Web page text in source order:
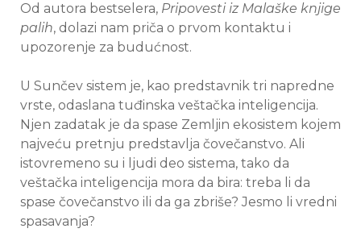
Od autora bestselera, Pripovesti iz Malaške knjige
palih, dolazi nam priča o prvom kontaktu i
upozorenje za budućnost.
U Sunčev sistem je, kao predstavnik tri napredne
vrste, odaslana tuđinska veštačka inteligencija.
Njen zadatak je da spase Zemljin ekosistem kojem
najveću pretnju predstavlja čovečanstvo. Ali
istovremeno su i ljudi deo sistema, tako da
veštačka inteligencija mora da bira: treba li da
spase čovečanstvo ili da ga zbriše? Jesmo li vredni
spasavanja?